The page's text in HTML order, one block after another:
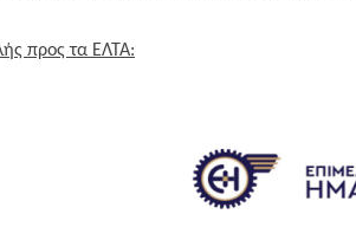
προς τα ΕΛΤΑ: